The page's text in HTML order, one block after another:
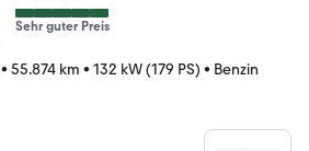
Sehr guter Preis
• 55.874 km • 132 kW (179 PS) • Benzin